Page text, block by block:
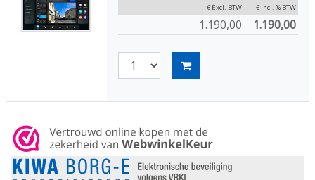
€ Excl. BTW € Incl. % BTW
1.190,00 1.190,00